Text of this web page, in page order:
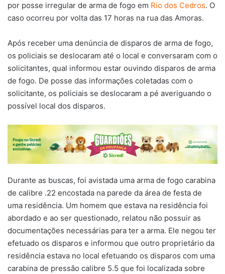
por posse irregular de arma de fogo em Rio dos Cedros. O
caso ocorreu por volta das 17 horas na rua das Amoras.
Após receber uma denúncia de disparos de arma de fogo,
os policiais se deslocaram até o local e conversaram com o
solicitantes, qual informou estar ouvindo disparos de arma
de fogo. De posse das informações coletadas com o
solicitante, os policiais se deslocaram a pé averiguando o
possível local dos disparos.
Durante as buscas, foi avistada uma arma de fogo carabina
de calibre .22 encostada na parede da área de festa de
uma residência. Um homem que estava na residência foi
abordado e ao ser questionado, relatou não possuir as
documentações necessárias para ter a arma. Ele negou ter
efetuado os disparos e informou que outro proprietário da
residência estava no local efetuando os disparos com uma
carabina de pressão calibre 5.5 que foi localizada sobre